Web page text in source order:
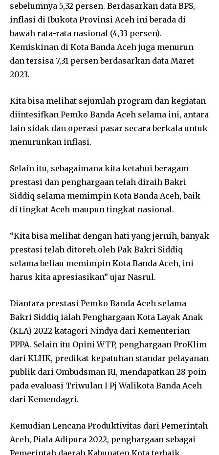
sebelumnya 5,32 persen. Berdasarkan data BPS,
inflasi di Ibukota Provinsi Aceh ini berada di
bawah rata-rata nasional (4,33 persen).
Kemiskinan di Kota Banda Aceh juga menurun
dan tersisa 7,31 persen berdasarkan data Maret
2023.
Kita bisa melihat sejumlah program dan kegiatan
diintesifkan Pemko Banda Aceh selama ini, antara
lain sidak dan operasi pasar secara berkala untuk
menurunkan inflasi.
Selain itu, sebagaimana kita ketahui beragam
prestasi dan penghargaan telah diraih Bakri
Siddiq selama memimpin Kota Banda Aceh, baik
di tingkat Aceh maupun tingkat nasional.
“Kita bisa melihat dengan hati yang jernih, banyak
prestasi telah ditoreh oleh Pak Bakri Siddiq
selama beliau memimpin Kota Banda Aceh, ini
harus kita apresiasikan” ujar Nasrul.
Diantara prestasi Pemko Banda Aceh selama
Bakri Siddiq ialah Penghargaan Kota Layak Anak
(KLA) 2022 katagori Nindya dari Kementerian
PPPA. Selain itu Opini WTP, penghargaan ProKlim
dari KLHK, predikat kepatuhan standar pelayanan
publik dari Ombudsman RI, mendapatkan 28 poin
pada evaluasi Triwulan I Pj Walikota Banda Aceh
dari Kemendagri.
Kemudian Lencana Produktivitas dari Pemerintah
Aceh, Piala Adipura 2022, penghargaan sebagai
Pemerintah daerah Kabupaten Kota terbaik